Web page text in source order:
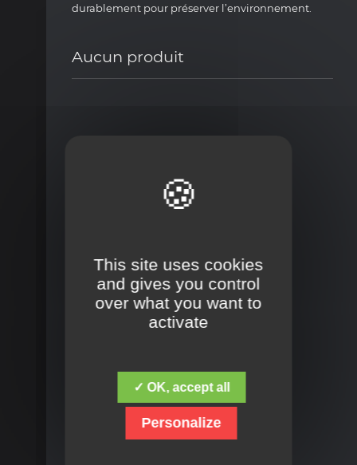
durablement pour préserver l’environnement.
Aucun produit
This site uses cookies
and gives you control
over what you want to
activate
✓ OK, accept all
Personalize